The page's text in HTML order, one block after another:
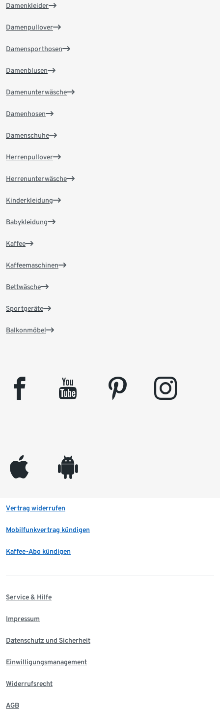
Damenkleider
Damenpullover
Damensporthosen
Damenblusen
Damenunterwäsche
Damenhosen
Damenschuhe
Herrenpullover
Herrenunterwäsche
Kinderkleidung
Babykleidung
Kaffee
Kaffeemaschinen
Bettwäsche
Sportgeräte
Balkonmöbel
facebook youtube pinterest instagram
appleinc android
Vertrag widerrufen
Mobilfunkvertrag kündigen
Kaffee-Abo kündigen
Service & Hilfe
Impressum
Datenschutz und Sicherheit
Einwilligungsmanagement
Widerrufsrecht
AGB